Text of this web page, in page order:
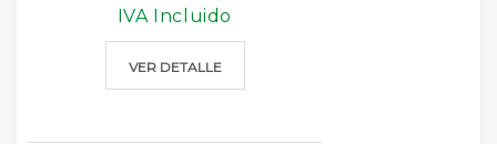
IVA Incluido
VER DETALLE